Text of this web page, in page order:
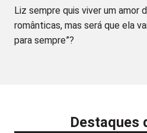
Liz sempre quis viver um amor
românticas, mas será que ela
para sempre”?
Destaques